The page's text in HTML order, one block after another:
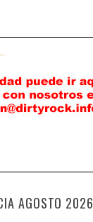
AGOSTO 2026